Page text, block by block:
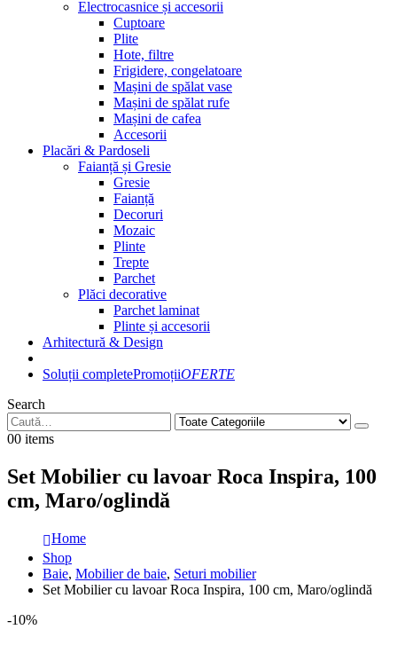
Electrocasnice și accesorii
Cuptoare
Plite
Hote, filtre
Frigidere, congelatoare
Mașini de spălat vase
Mașini de spălat rufe
Mașini de cafea
Accesorii
Placări & Pardoseli
Faianță și Gresie
Gresie
Faianță
Decoruri
Mozaic
Plinte
Trepte
Parchet
Plăci decorative
Parchet laminat
Plinte și accesorii
Arhitectură & Design
Soluții completePromoțiiOFERTE
Search
00 items
Set Mobilier cu lavoar Roca Inspira, 100
cm, Maro/oglindă
Home
Shop
Baie, Mobilier de baie, Seturi mobilier
Set Mobilier cu lavoar Roca Inspira, 100 cm, Maro/oglindă
-10%